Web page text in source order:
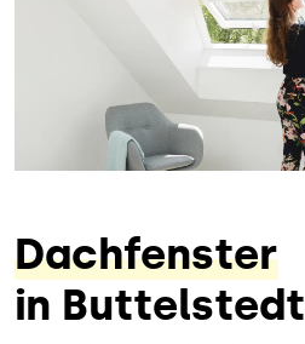
Dachfenster
in Buttelstedt